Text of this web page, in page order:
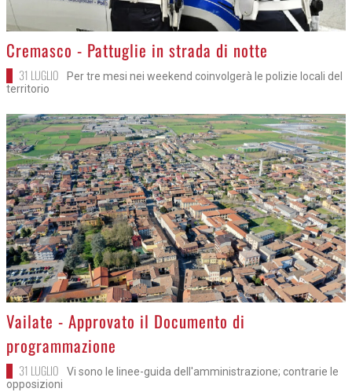
>
Cremasco - Pattuglie in strada di notte
31 LUGLIO
Per tre mesi nei weekend coinvolgerà le polizie locali del
territorio
>
Vailate - Approvato il Documento di
programmazione
31 LUGLIO
Vi sono le linee-guida dell'amministrazione; contrarie le
opposizioni